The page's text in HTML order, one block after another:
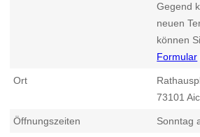
Gegend
neuen
können
Formular
Ort
73101
Öffnungszeiten Sonntag